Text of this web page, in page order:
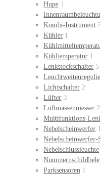
Hupe 1
Kombi-Instrument
Kühler 1
Kühltemperatur 1
Lenkstockschalter 5
Lichtschalter 2
Lüfter 3
Luftmassenmesser 2
Multifunktions-
Nebelscheinwerfer 1
Nebelscheinwerfer-
Nebelschlussleuchte
Parksensoren 1